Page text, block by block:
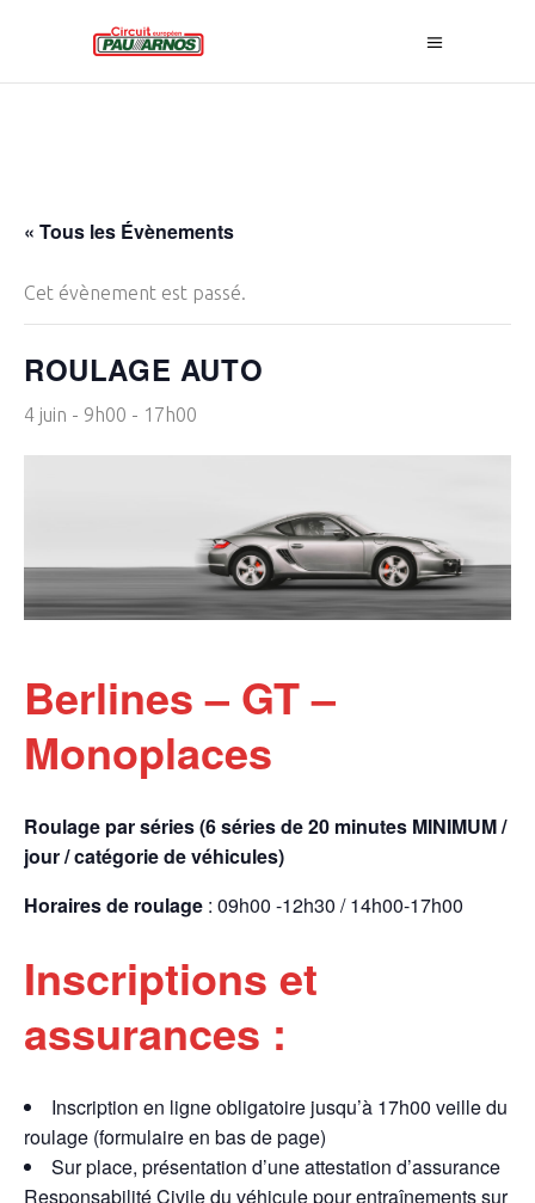
« Tous les Évènements
Cet évènement est passé.
ROULAGE AUTO
4 juin - 9h00 - 17h00
Berlines – GT –
Monoplaces
Roulage par séries (6 séries de 20 minutes MINIMUM /
jour / catégorie de véhicules)
Horaires de roulage : 09h00 -12h30 / 14h00-17h00
Inscriptions et
assurances :
Inscription en ligne obligatoire jusqu’à 17h00 veille du
roulage (formulaire en bas de page)
Sur place, présentation d’une attestation d’assurance
Responsabilité Civile du véhicule pour entraînements sur